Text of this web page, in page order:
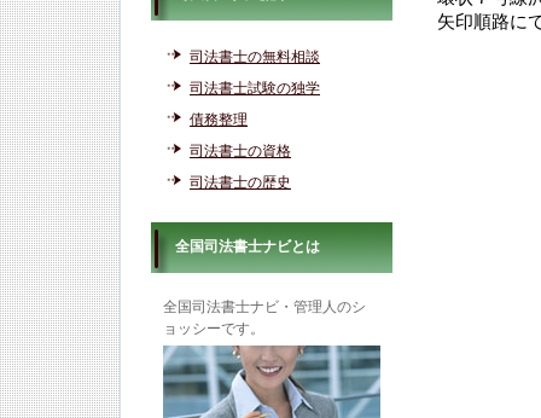
矢印順路に
司法書士の無料相談
司法書士試験の独学
債務整理
司法書士の資格
司法書士の歴史
全国司法書士ナビとは
全国司法書士ナビ・管理人のシ
ョッシーです。